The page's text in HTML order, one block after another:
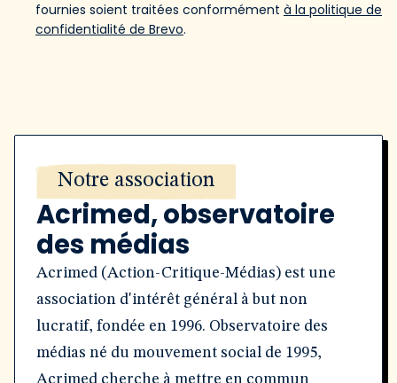
fournies soient traitées conformément à la politique de
confidentialité de Brevo.
Notre association
Acrimed, observatoire
des médias
Acrimed (Action-Critique-Médias) est une
association d'intérêt général à but non
lucratif, fondée en 1996. Observatoire des
médias né du mouvement social de 1995,
Acrimed cherche à mettre en commun